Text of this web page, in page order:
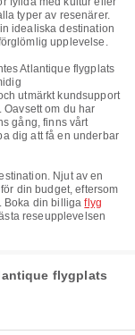
typer av resenärer.
idealiska destination
upplevelse.
Atlantique flygplats
utmärkt kundsupport
om du har
gång, finns vårt
dig att få en underbar
Njut av en
din budget, eftersom
Boka din billigaflyg
reseupplevelsen
flygplats